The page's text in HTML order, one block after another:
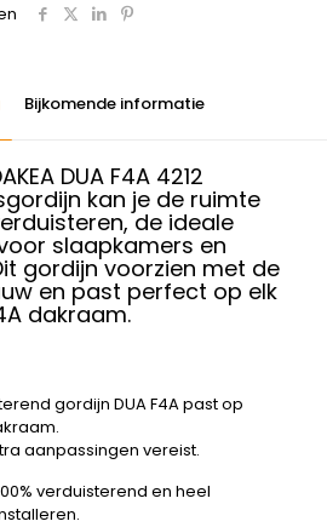
Bijkomende informatie
DUA F4A 4212
kan je de ruimte
de ideale
slaapkamers en
gordijn voorzien met de
en past perfect op elk
dakraam.
gordijn DUA F4A past op
aanpassingen vereist.
verduisterend en heel